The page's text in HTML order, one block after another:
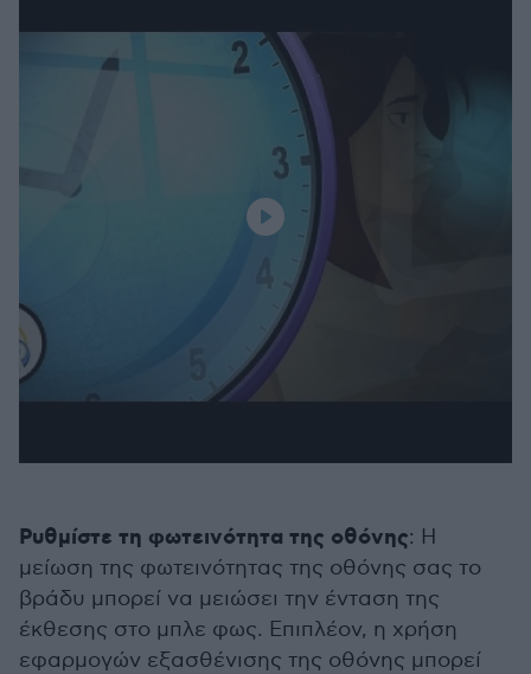
Ρυθμίστε τη φωτεινότητα της οθόνης: Η
μείωση της φωτεινότητας της οθόνης σας το
βράδυ μπορεί να μειώσει την ένταση της
έκθεσης στο μπλε φως. Επιπλέον, η χρήση
εφαρμογών εξασθένισης της οθόνης μπορεί